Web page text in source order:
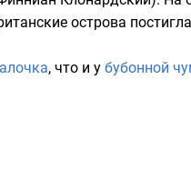
острова
, что и у бубонной